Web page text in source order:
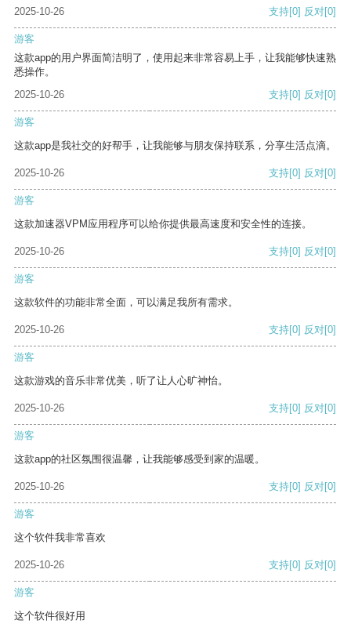
2025-10-26 支持[0] 反对[0]
游客
这款app的用户界面简洁明了，使用起来非常容易上手，让我能够快速熟
悉操作。
2025-10-26
支持[0] 反对[0]
游客
这款app是我社交的好帮手，让我能够与朋友保持联系，分享生活点滴。
2025-10-26 支持[0] 反对[0]
游客
这款加速器VPM应用程序可以给你提供最高速度和安全性的连接。
2025-10-26 支持[0] 反对[0]
游客
这款软件的功能非常全面，可以满足我所有需求。
2025-10-26 支持[0] 反对[0]
游客
这款游戏的音乐非常优美，听了让人心旷神怡。
2025-10-26 支持[0] 反对[0]
游客
这款app的社区氛围很温馨，让我能够感受到家的温暖。
2025-10-26 支持[0] 反对[0]
游客
这个软件我非常喜欢
2025-10-26 支持[0] 反对[0]
游客
这个软件很好用